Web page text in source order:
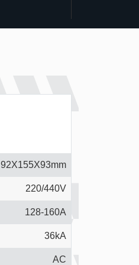
92X155X93mm
220/440V
128-160A
36kA
AC